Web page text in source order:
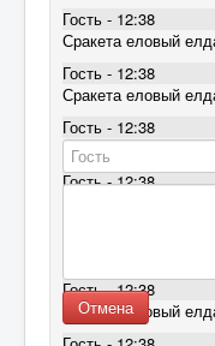
Гость - 12:38
Сракета еловый
Гость - 12:38
Сракета еловый
Гость - 12:38
Сракета еловый
Гость - 12:38
Сракета еловый
Сракета еловый
Гость - 12:38
Сракета еловый
Отмена